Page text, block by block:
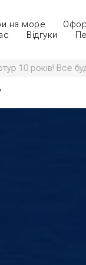
на море
Відгуки
буде Україна!